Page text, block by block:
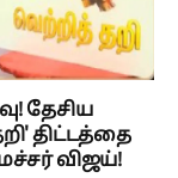
தேசிய
திட்டத்தை
விஜய்!